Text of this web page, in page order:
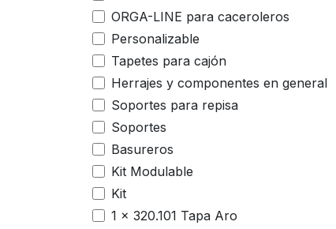
ORGA-LINE para caceroleros
Personalizable
Tapetes para cajón
Herrajes y componentes en general
Soportes para repisa
Soportes
Basureros
Kit Modulable
Kit
1 x 320.101 Tapa Aro